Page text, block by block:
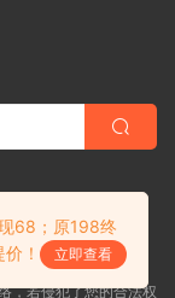
，若侵犯了您的合法权
68；原198终
价！
立即查看